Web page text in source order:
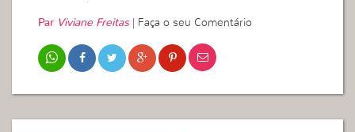
Par Viviane Freitas| Faça o seu Comentário